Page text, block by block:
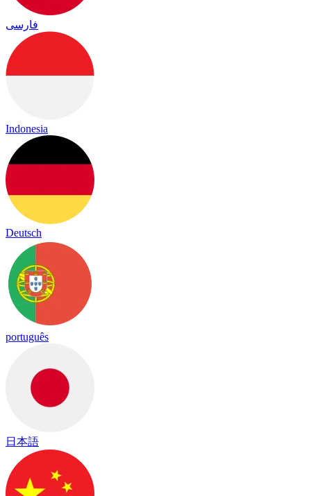
فارسی
Indonesia
Deutsch
português
日本語